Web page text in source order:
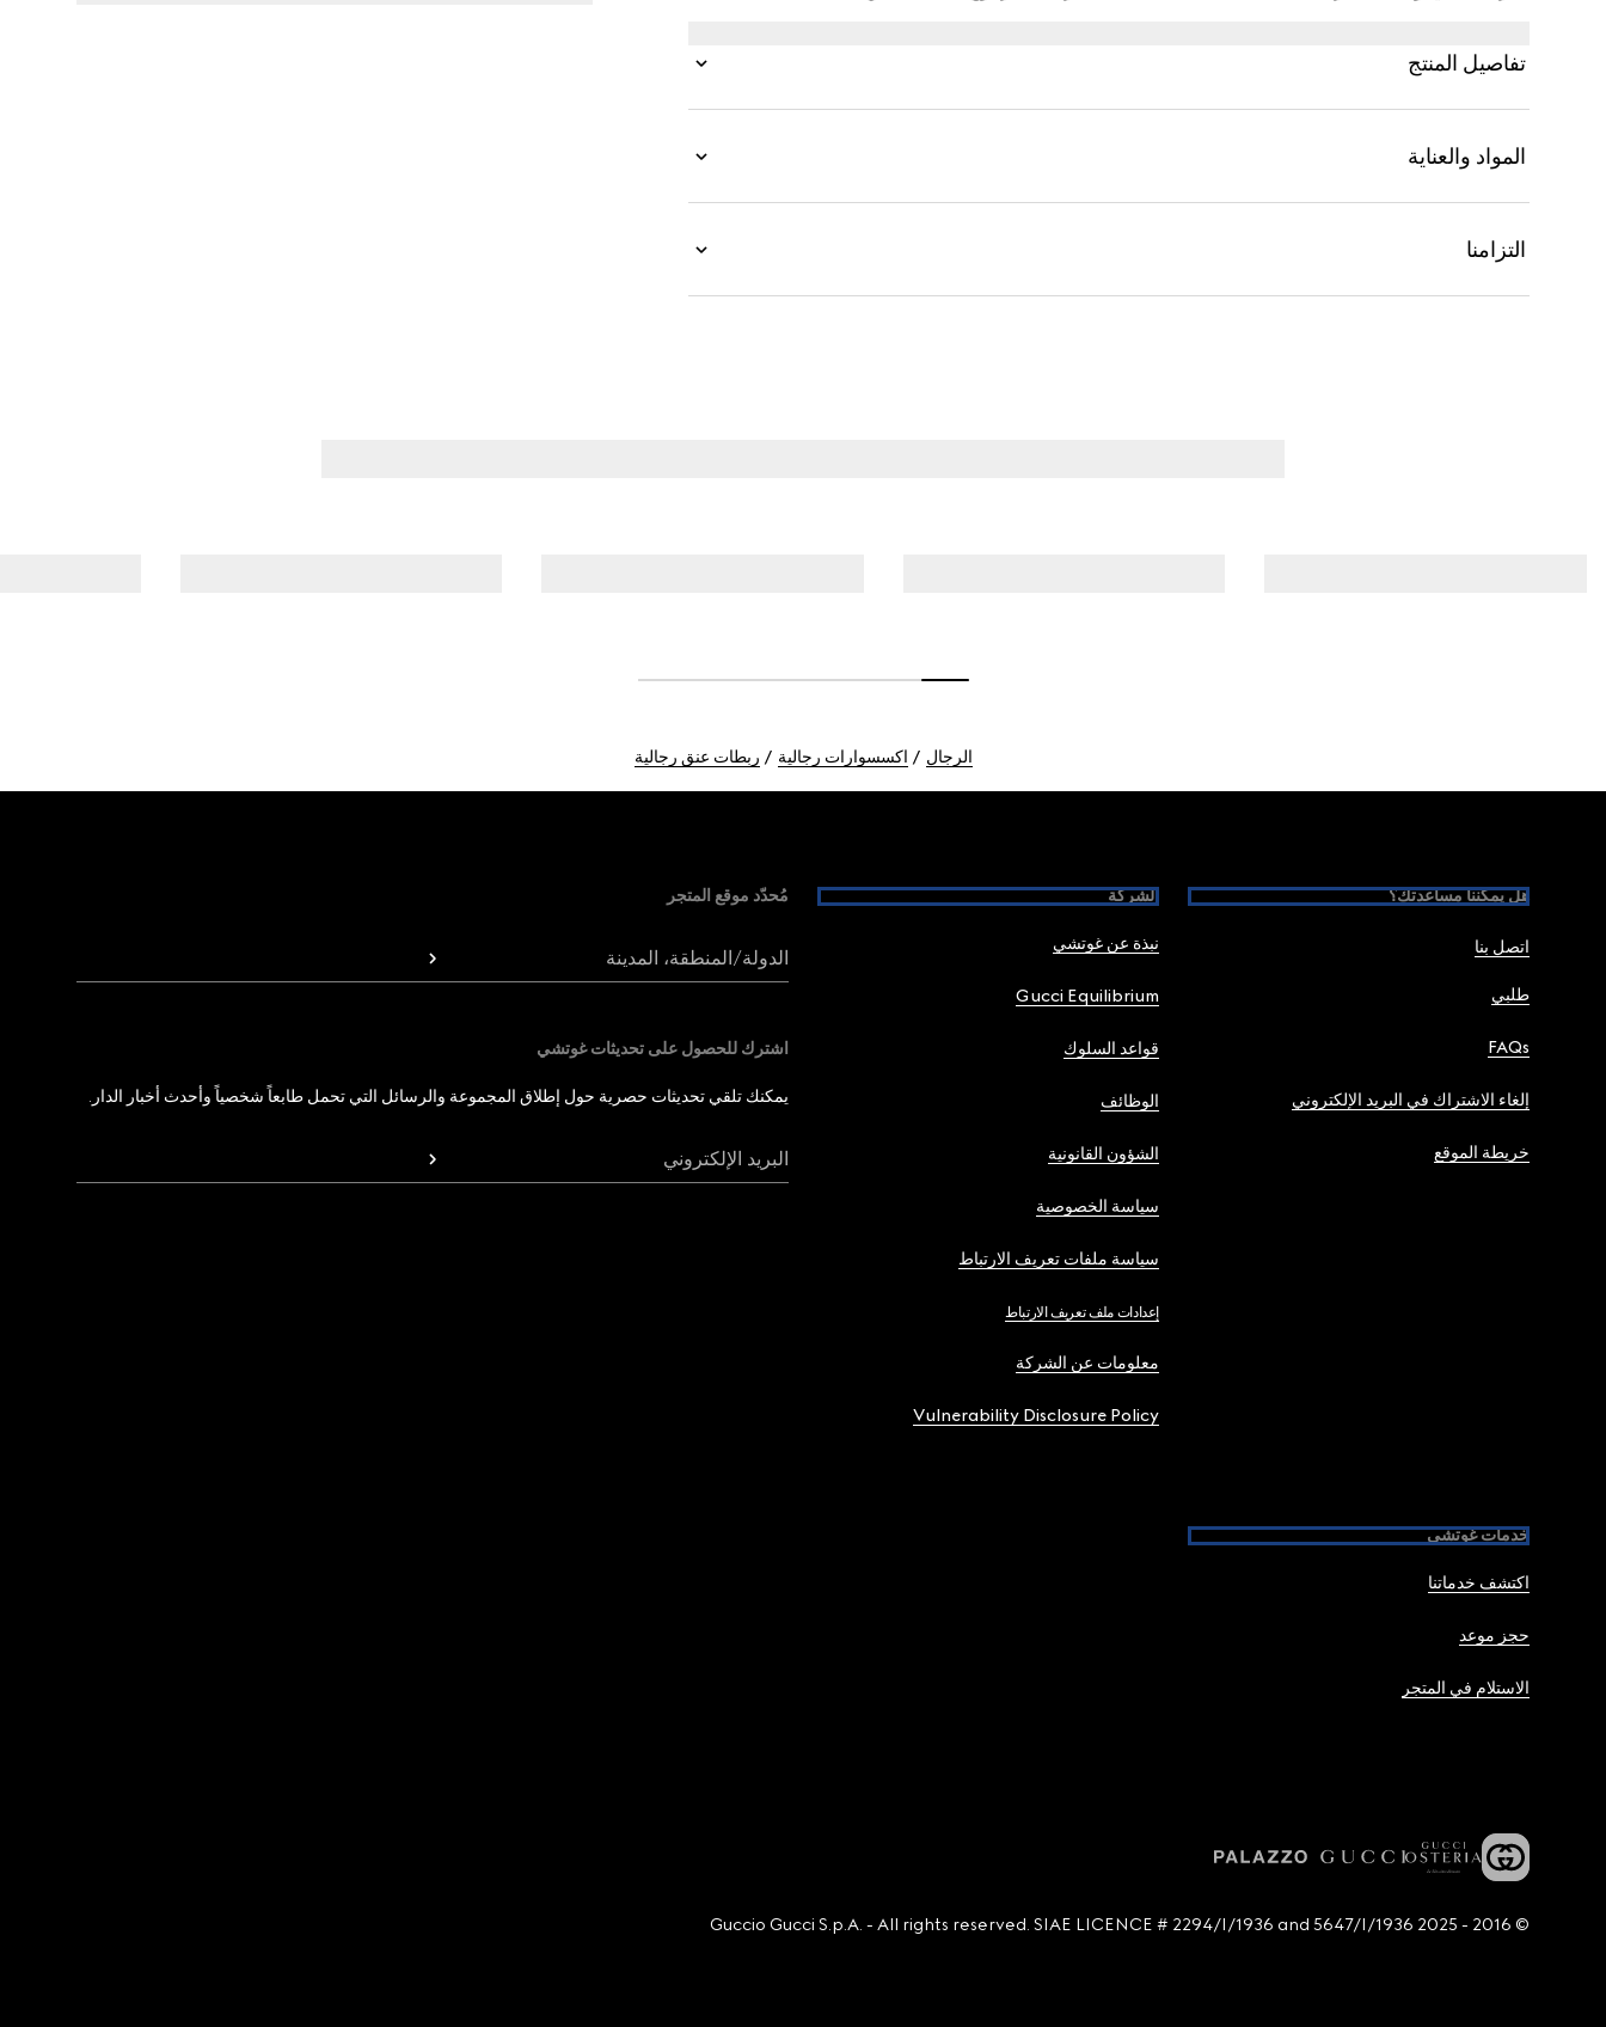
تفاصيل المنتج
المواد والعناية
التزامنا
الرجال اكسسوارات رجالية ربطات عنق رجالية
هل يمكننا مساعدتك؟
اتصل بنا
طلبي
FAQs
إلغاء الاشتراك في البريد الإلكتروني
خريطة الموقع
الشركة
نبذة عن غوتشي
Gucci Equilibrium
قواعد السلوك
الوظائف
الشؤون القانونية
سياسة الخصوصية
سياسة ملفات تعريف الارتباط
إعدادات ملف تعريف الارتباط
معلومات عن الشركة
Vulnerability Disclosure Policy
خدمات غوتشي
اكتشف خدماتنا
حجز موعد
الاستلام في المتجر
مُحدّد موقع المتجر
الدولة/المنطقة، المدينة
اشترك للحصول على تحديثات غوتشي
يمكنك تلقي تحديثات حصرية حول إطلاق المجموعة والرسائل التي تحمل طابعاً شخصياً وأحدث أخبار الدار.
البريد الإلكتروني
© 2016 - 2025 Guccio Gucci S.p.A. - All rights reserved. SIAE LICENCE # 2294/I/1936 and 5647/I/1936